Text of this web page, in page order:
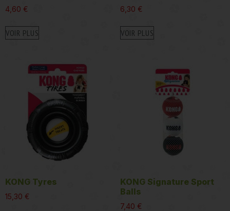
4,60 €
VOIR PLUS
6,30 €
VOIR PLUS
KONG Tyres
15,30 €
KONG Signature Sport
Balls
7,40 €